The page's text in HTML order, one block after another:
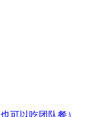
可以吃团队餐）